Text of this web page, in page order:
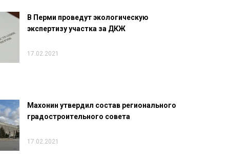
В Перми проведут экологическую
экспертизу участка за ДКЖ
17.02.2021
Махонин утвердил состав регионального
градостроительного совета
17.02.2021